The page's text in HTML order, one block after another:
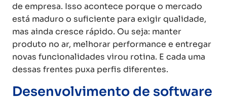
de empresa. Isso acontece porque o mercado
está maduro o suficiente para exigir qualidade,
mas ainda cresce rápido. Ou seja: manter
produto no ar, melhorar performance e entregar
novas funcionalidades virou rotina. E cada uma
dessas frentes puxa perfis diferentes.
Desenvolvimento de software